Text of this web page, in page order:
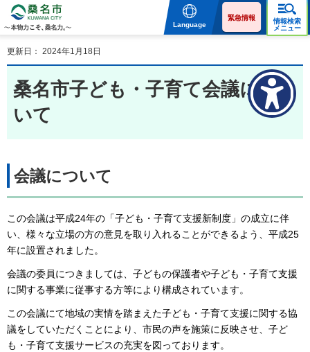
物力こそ、桑名力。
Language
緊急情報
情報検索
メニュー
更新日： 2024年1月18日
桑名市子ども・子育て会議につ
いて
会議について
この会議は平成24年の「子ども・子育て支援新制度」の成立に伴
い、様々な立場の方の意見を取り入れることができるよう、平成25
年に設置されました。
会議の委員につきましては、子どもの保護者や子ども・子育て支援
に関する事業に従事する方等により構成されています。
この会議にて地域の実情を踏まえた子ども・子育て支援に関する協
議をしていただくことにより、市民の声を施策に反映させ、子ど
も・子育て支援サービスの充実を図っております。